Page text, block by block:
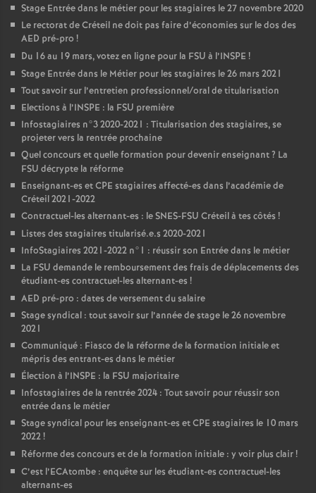
Stage Entrée dans le métier pour les stagiaires le 27 novembre 2020
Le rectorat de Créteil ne doit pas faire d’économies sur le dos des
AED pré-pro !
Du 16 au 19 mars, votez en ligne pour la FSU à l’INSPE !
Stage Entrée dans le Métier pour les stagiaires le 26 mars 2021
Tout savoir sur l’entretien professionnel/oral de titularisation
Elections à l’INSPE : la FSU première
Infostagiaires n°3 2020-2021 : Titularisation des stagiaires, se
projeter vers la rentrée prochaine
Quel concours et quelle formation pour devenir enseignant? La
FSU décrypte la réforme
Enseignant-es etCPE stagiaires affecté-es dans l’académie de
Créteil 2021-2022
Contractuel-les alternant-es : leSNES-FSU Créteil à tes côtés !
Listes des stagiaires titularisé.e.s 2020-2021
InfoStagiaires 2021-2022 n°1 : réussir son Entrée dans le métier
La FSU demande le remboursement des frais de déplacements des
étudiant-es contractuel-les alternant-es !
AED pré-pro : dates de versement du salaire
Stage syndical : tout savoir sur l’année de stage le 26 novembre
2021
Communiqué : Fiasco de la réforme de la formation initiale et
mépris des entrant-es dans le métier
Élection à l’INSPE : la FSU majoritaire
Infostagiaires de la rentrée 2024 : Tout savoir pour réussir son
entrée dans le métier
Stage syndical pour les enseignant-es etCPE stagiaires le 10 mars
2022!
Réforme des concours et de la formation initiale : y voir plus clair!
C’est l’ECAtombe : enquête sur les étudiant-es contractuel-les
alternant-es